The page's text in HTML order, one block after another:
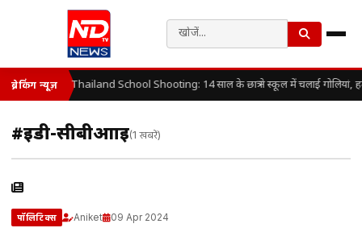
ब्रेकिंग न्यूज़ Thailand School Shooting: 14 साल के छात्र ने स्कूल में चलाई गोलियां,
#ईडी-सीबीआाई(1 खबरें)
पॉलिटिक्स Aniket 09 Apr 2024